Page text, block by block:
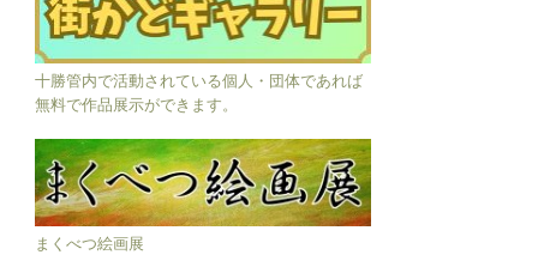
十勝管内で活動されている個人・団体であれば
無料で作品展示ができます。
まくべつ絵画展